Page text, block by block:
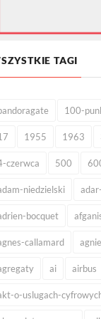
TAGI
100-
1955 1963
czerwca 500
niedzielski
bocquet
callamard
ai airbus
o-uslugach-